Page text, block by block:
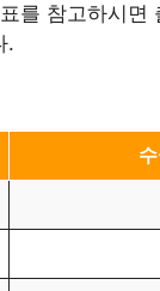
를 참고하시면
.